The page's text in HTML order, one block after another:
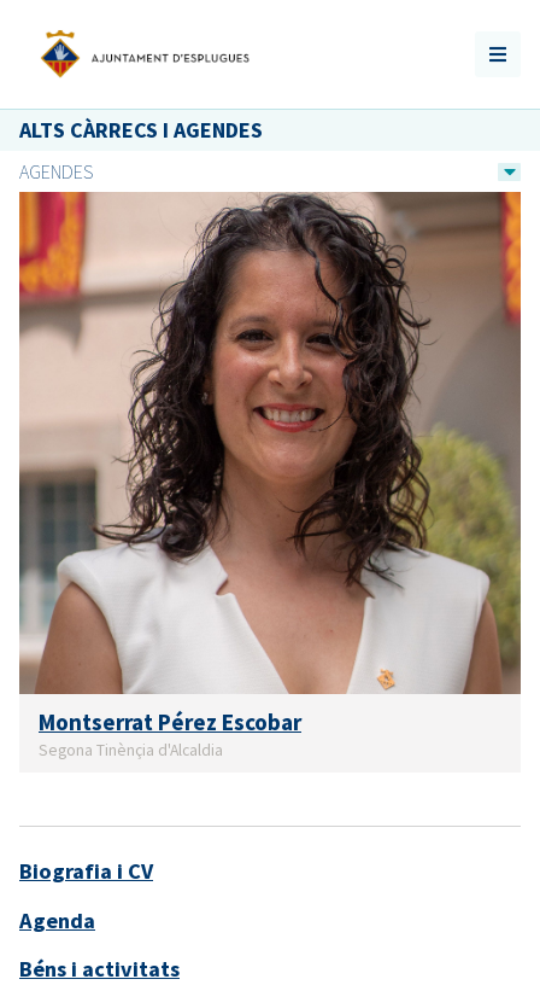
ALTS CÀRRECS I AGENDES
AGENDES
Montserrat Pérez Escobar
Segona Tinènçia d'Alcaldia
Biografia i CV
Agenda
Béns i activitats